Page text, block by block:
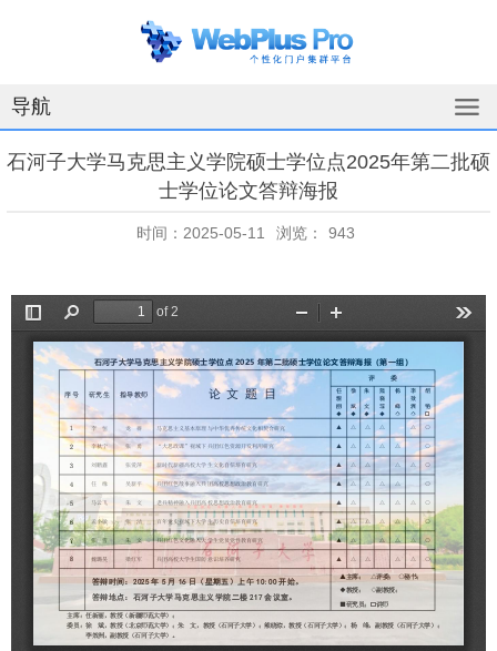
导航
石河子大学马克思主义学院硕士学位点2025年第二批硕
士学位论文答辩海报
时间：2025-05-11 浏览： 943